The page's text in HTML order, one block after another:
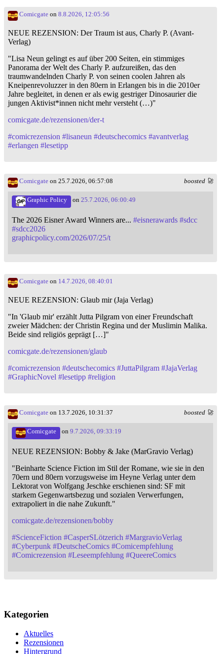
Comicgate on 8.8.2026, 12:05:56
NEUE REZENSION: Der Traum ist aus, Charly P. (Avant-
Verlag)
"Lisa Neun gelingt es auf über 200 Seiten, ein stimmiges
Panorama der Welt des Charly P. aufzureißen, das den
traumwandelnden Charly P. von seinen coolen Jahren als
Kneipenrevoluzzer in den 80ern in Erlangen bis in die 2010er
Jahre begleitet, in denen er als ewig gestriger Dinosaurier die
jungen Aktivist*innen nicht mehr versteht (…)"
comicgate.de/rezensionen/der-t
#comicrezension #lisaneun #deutschecomics #avantverlag
#erlangen #lesetipp
boosted 🚀
Comicgate on 25.7.2026, 06:57:08
Graphic Policy on 25.7.2026, 06:00:49
The 2026 Eisner Award Winners are... #eisnerawards #sdcc
#sdcc2026
graphicpolicy.com/2026/07/25/t
Comicgate on 14.7.2026, 08:40:01
NEUE REZENSION: Glaub mir (Jaja Verlag)
"In 'Glaub mir' erzählt Jutta Pilgram von einer Freundschaft
zweier Mädchen: der Christin Regina und der Muslimin Malika.
Beide sind religiös geprägt […]"
comicgate.de/rezensionen/glaub
#comicrezension #deutschecomics #JuttaPilgram #JajaVerlag
#GraphicNovel #lesetipp #religion
boosted 🚀
Comicgate on 13.7.2026, 10:31:37
Comicgate on 9.7.2026, 09:33:19
NEUE REZENSION: Bobby & Jake (MarGravio Verlag)
"Beinharte Science Fiction im Stil der Romane, wie sie in den
70ern und 80ern vorzugsweise im Heyne Verlag unter dem
Lektorat von Wolfgang Jeschke erschienen sind: SF mit
starkem Gegenwartsbezug und sozialen Verwerfungen,
extrapoliert in die nahe Zukunft."
comicgate.de/rezensionen/bobby
#ScienceFiction #CasperSLötzerich #MargravioVerlag
#Cyberpunk #DeutscheComics #Comicempfehlung
#Comicrezension #Leseempfehlung #QueereComics
Kategorien
Aktuelles
Rezensionen
Hintergrund